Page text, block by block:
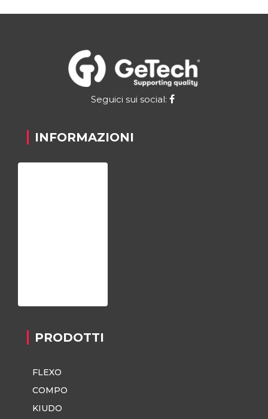
Seguici sui social:
INFORMAZIONI
PRODOTTI
FLEXO
COMPO
KIUDO